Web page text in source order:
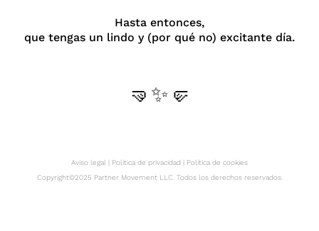
Hasta entonces,
que tengas un lindo y (por qué no) excitante día.
🤜✨🤛
Aviso legal Política de privacidad
Política de cookies
Copyright©2025 Partner Movement LLC. Todos los derechos reservados.